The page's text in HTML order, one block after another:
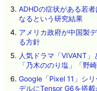
ADHDの症状がある若
なるという研究結果
アメリカ政府が中国製
る方針
人気ドラマ「VIVANT
「乃木ののり塩」「野
Google「Pixel 11」シ
デルにTensor G6を搭載